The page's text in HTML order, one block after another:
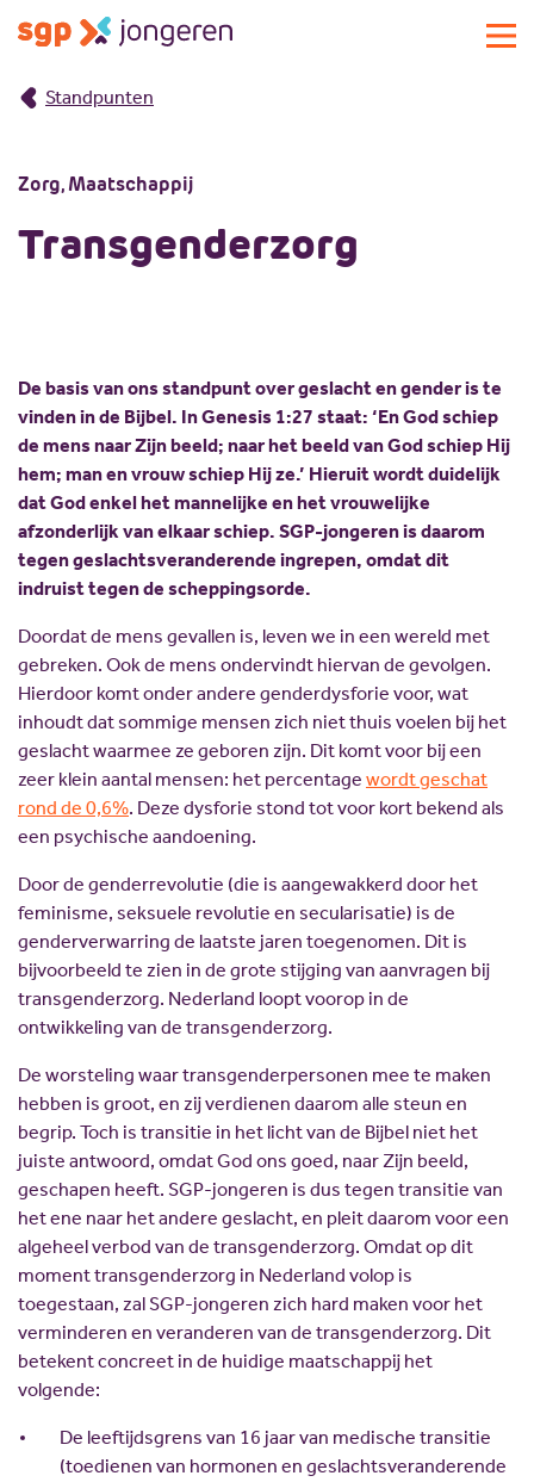
Actueel
Standpunten
Lokale commissies
Doe mee
Doneren
Sponsoren
Magazines
Vacatures
Scholing
Nieuw politiek talent
Gastlessen
Activiteitenkalender
Spreekbeurtpakket
JV Pakket
Over SGP-jongeren
Bestuur
Missie en visie
Geschiedenis
Commissies
Partners
ANBI
Landelijke SGP
Vrijwilligersplatform
Standpunten
Zorg, Maatschappij
Transgenderzorg
De basis van ons standpunt over geslacht en gender is te
vinden in de Bijbel. In Genesis 1:27 staat: ‘En God schiep
de mens naar Zijn beeld; naar het beeld van God schiep Hij
hem; man en vrouw schiep Hij ze.’ Hieruit wordt duidelijk
dat God enkel het mannelijke en het vrouwelijke
afzonderlijk van elkaar schiep. SGP-jongeren is daarom
tegen geslachtsveranderende ingrepen, omdat dit
indruist tegen de scheppingsorde.
Doordat de mens gevallen is, leven we in een wereld met
gebreken. Ook de mens ondervindt hiervan de gevolgen.
Hierdoor komt onder andere genderdysforie voor, wat
inhoudt dat sommige mensen zich niet thuis voelen bij het
geslacht waarmee ze geboren zijn. Dit komt voor bij een
zeer klein aantal mensen: het percentage wordt geschat
rond de 0,6%. Deze dysforie stond tot voor kort bekend als
een psychische aandoening.
Door de genderrevolutie (die is aangewakkerd door het
feminisme, seksuele revolutie en secularisatie) is de
genderverwarring de laatste jaren toegenomen. Dit is
bijvoorbeeld te zien in de grote stijging van aanvragen bij
transgenderzorg. Nederland loopt voorop in de
ontwikkeling van de transgenderzorg.
De worsteling waar transgenderpersonen mee te maken
hebben is groot, en zij verdienen daarom alle steun en
begrip. Toch is transitie in het licht van de Bijbel niet het
juiste antwoord, omdat God ons goed, naar Zijn beeld,
geschapen heeft. SGP-jongeren is dus tegen transitie van
het ene naar het andere geslacht, en pleit daarom voor een
algeheel verbod van de transgenderzorg. Omdat op dit
moment transgenderzorg in Nederland volop is
toegestaan, zal SGP-jongeren zich hard maken voor het
verminderen en veranderen van de transgenderzorg. Dit
betekent concreet in de huidige maatschappij het
volgende:
De leeftijdsgrens van 16 jaar van medische transitie
(toedienen van hormonen en geslachtsveranderende